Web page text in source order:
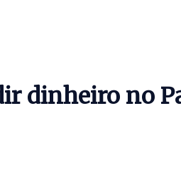
dinheiro no